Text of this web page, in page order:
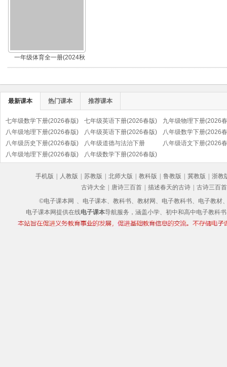
一年级体育全一册(2024秋
版)
最新课本 热门课本 推荐课本
七年级数学下册(2026春版) 七年级英语下册(2026春版)
九年级物理下册(2026
八年级地理下册(2026春版)
八年级英语下册(2026春版)
八年级数学下册(2026
八年级历史下册(2026春版)
(部编版)
八年级道德与法治下册
(2026春版)(部编版)
八年级语文下册(2026
八年级地理下册(2026春版) 八年级数学下册(2026春版)
手机版 人教版 苏教版 北师大版 教科版 鲁教版 冀教版
浙教
古诗大全
唐诗三百首 描述春天的古诗
古诗三百首
©电子课本网 、电子课本、教科书、教材网、电子教科书、电子教材
电子课本网提供在线电子课本导航服务，涵盖小学、初中和高中电子教科